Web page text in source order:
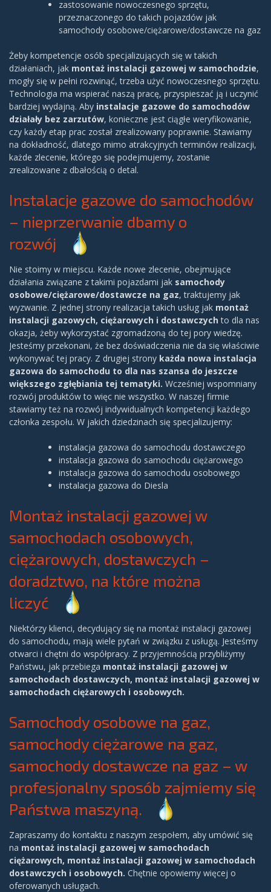
zastosowanie nowoczesnego sprzętu,
przeznaczonego do takich pojazdów jak
samochody osobowe/ciężarowe/dostawcze na gaz
Żeby kompetencje osób specjalizujących się w takich
działaniach, jak montaż instalacji gazowej w samochodzie,
mogły się w pełni rozwinąć, trzeba użyć nowoczesnego sprzętu.
Technologia ma wspierać naszą pracę, przyspieszać ją i uczynić
bardziej wydajną. Aby instalacje gazowe do samochodów
działały bez zarzutów, konieczne jest ciągłe weryfikowanie,
czy każdy etap prac został zrealizowany poprawnie. Stawiamy
na dokładność, dlatego mimo atrakcyjnych terminów realizacji,
każde zlecenie, którego się podejmujemy, zostanie
zrealizowane z dbałością o detal.
Instalacje gazowe do samochodów
– nieprzerwanie dbamy o
rozwój
Nie stoimy w miejscu. Każde nowe zlecenie, obejmujące
działania związane z takimi pojazdami jak samochody
osobowe/ciężarowe/dostawcze na gaz, traktujemy jak
wyzwanie. Z jednej strony realizacja takich usług jak montaż
instalacji gazowych, ciężarowych i dostawczych to dla nas
okazja, żeby wykorzystać zgromadzoną do tej pory wiedzę.
Jesteśmy przekonani, że bez doświadczenia nie da się właściwie
wykonywać tej pracy. Z drugiej strony każda nowa instalacja
gazowa do samochodu to dla nas szansa do jeszcze
większego zgłębiania tej tematyki. Wcześniej wspomniany
rozwój produktów to więc nie wszystko. W naszej firmie
stawiamy też na rozwój indywidualnych kompetencji każdego
członka zespołu. W jakich dziedzinach się specjalizujemy:
instalacja gazowa do samochodu dostawczego
instalacja gazowa do samochodu ciężarowego
instalacja gazowa do samochodu osobowego
instalacja gazowa do Diesla
Montaż instalacji gazowej w
samochodach osobowych,
ciężarowych, dostawczych –
doradztwo, na które można
liczyć
Niektórzy klienci, decydujący się na montaż instalacji gazowej
do samochodu, mają wiele pytań w związku z usługą. Jesteśmy
otwarci i chętni do współpracy. Z przyjemnością przybliżymy
Państwu, jak przebiega montaż instalacji gazowej w
samochodach dostawczych, montaż instalacji gazowej w
samochodach ciężarowych i osobowych.
Samochody osobowe na gaz,
samochody ciężarowe na gaz,
samochody dostawcze na gaz – w
profesjonalny sposób zajmiemy się
Państwa maszyną.
Zapraszamy do kontaktu z naszym zespołem, aby umówić się
na montaż instalacji gazowej w samochodach
ciężarowych, montaż instalacji gazowej w samochodach
dostawczych i osobowych. Chętnie opowiemy więcej o
oferowanych usługach.